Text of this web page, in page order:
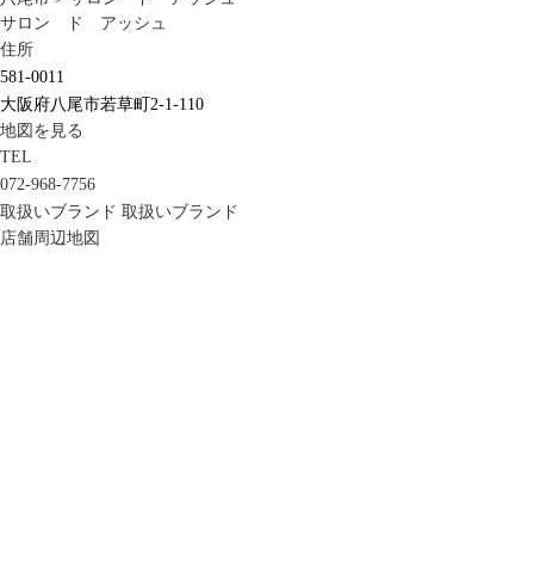
サロン ド アッシュ
住所
581-0011
大阪府八尾市若草町2-1-110
地図を見る
TEL
072-968-7756
取扱いブランド 取扱いブランド
店舗周辺地図